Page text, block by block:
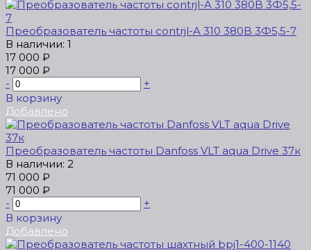
Преобразователь частоты contrjl-A 310 380B 3Ф5,5-7
В наличии: 1
17 000 ₽
17 000 ₽
-
+
В корзину
Добавлено
Преобразователь частоты Danfoss VLT aqua Drive 37к
В наличии: 2
71 000 ₽
71 000 ₽
-
+
В корзину
Добавлено